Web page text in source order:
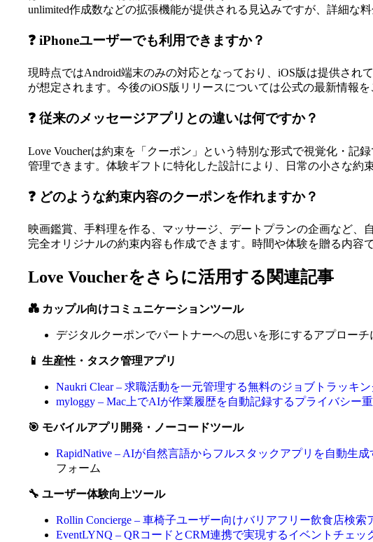
unlimited作成数などの拡張機能が提供される見込みですが、詳細な
❓ iPhoneユーザーでも利用できますか？
現時点ではAndroid端末のみの対応となっており、iOS版は提供され
が想定されます。今後のiOS版リリースについては公式の最新情報を
❓ 従来のメッセージアプリとの違いは何ですか？
Love Voucherは約束を「クーポン」という特別な形式で視覚化・
管理できます。体験ギフトに特化した設計により、日常の小さな約
❓ どのような約束内容のクーポンを作れますか？
映画鑑賞、手料理を作る、マッサージ、デートプランの企画など、
完全オリジナルの約束内容も作成できます。時間や体験を贈る内容
Love Voucherをさらに活用する関連記事
💑 カップル向けコミュニケーションツール
デジタルクーポンでパートナーへの思いを形にするアプロー
📱 生産性・タスク管理アプリ
Naukri Clear – 求職活動を一元管理する無料のジョブトラッキ
myloggy – Mac上でAIが作業履歴を自動記録するプライバシー
🎯 モバイルアプリ開発・ノーコードツール
RapidNative – AIが自然言語からフルスタックアプリを自動生
フォーム
🔧 ユーザー体験向上ツール
Rollin Concierge – 車椅子ユーザー向けバリアフリー飲食店検索
EventLYNQ – QRコードとCRM連携で実現するイベントチェッ